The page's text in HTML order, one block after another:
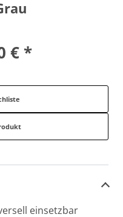
€ *
einsetzbar